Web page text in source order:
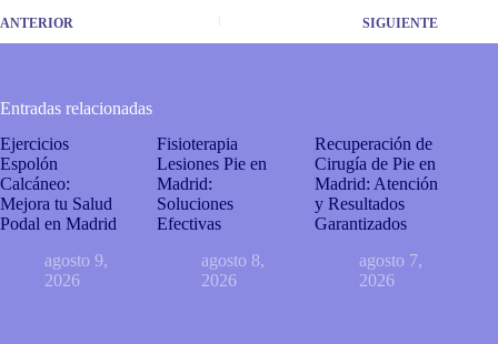
ANTERIOR SIGUIENTE
Entradas relacionadas
Ejercicios
Espolón
Calcáneo:
Mejora tu Salud
Podal en Madrid
agosto 9,
2026
Fisioterapia
Lesiones Pie en
Madrid:
Soluciones
Efectivas
agosto 8,
2026
Recuperación de
Cirugía de Pie en
Madrid: Atención
y Resultados
Garantizados
agosto 7,
2026